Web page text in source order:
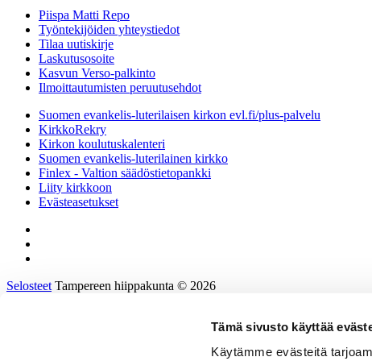
Tämä sivusto käyttää
Käytämme evästeitä
Piispa Matti Repo
Työntekijöiden yhteystiedot
Tilaa uutiskirje
Laskutusosoite
Kasvun Verso-palkinto
Ilmoittautumisten peruutusehdot
Suomen evankelis-luterilaisen kirkon evl.fi/plus-palvelu
KirkkoRekry
Kirkon koulutuskalenteri
Suomen evankelis-luterilainen kirkko
Finlex - Valtion säädöstietopankki
Liity kirkkoon
Evästeasetukset
Selosteet Tampereen hiippakunta © 2026